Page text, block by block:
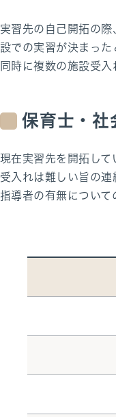
実習先の自己開拓の
設での実習が決まった
同時に複数の施設受入
保育士・社
現在実習先を開拓し
受入れは難しい旨の
指導者の有無について